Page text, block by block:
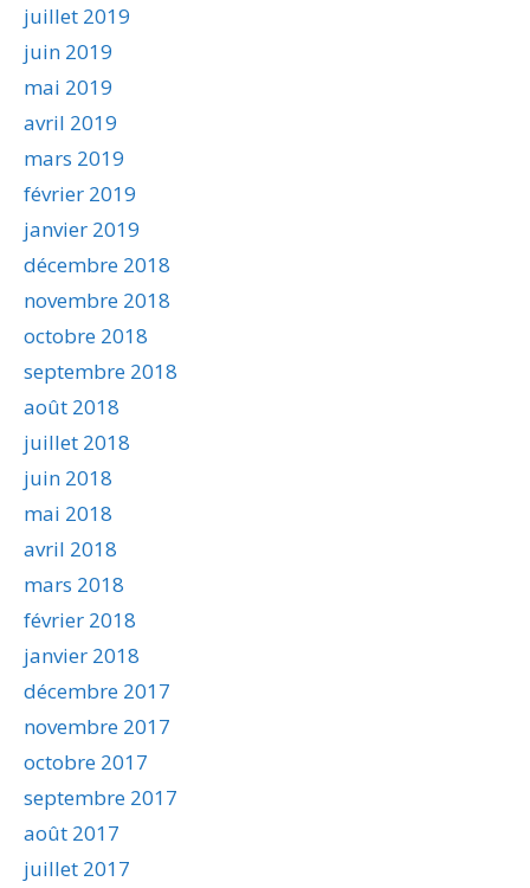
juillet 2019
juin 2019
mai 2019
avril 2019
mars 2019
février 2019
janvier 2019
décembre 2018
novembre 2018
octobre 2018
septembre 2018
août 2018
juillet 2018
juin 2018
mai 2018
avril 2018
mars 2018
février 2018
janvier 2018
décembre 2017
novembre 2017
octobre 2017
septembre 2017
août 2017
juillet 2017